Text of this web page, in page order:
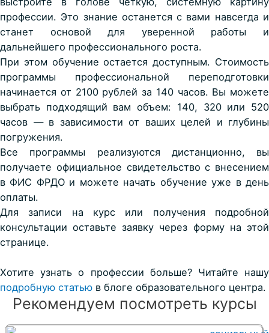
профессии. Это знание останется с вами навсегда и
станет основой для уверенной работы и
дальнейшего профессионального роста.
При этом обучение остается доступным. Стоимость
программы профессиональной переподготовки
начинается от 2100 рублей за 140 часов. Вы можете
выбрать подходящий вам объем: 140, 320 или 520
часов — в зависимости от ваших целей и глубины
погружения.
Все программы реализуются дистанционно, вы
получаете официальное свидетельство с внесением
в ФИС ФРДО и можете начать обучение уже в день
оплаты.
Для записи на курс или получения подробной
консультации оставьте заявку через форму на этой
странице.
Хотите узнать о профессии больше? Читайте нашу
подробную статью в блоге образовательного центра.
Рекомендуем посмотреть курсы